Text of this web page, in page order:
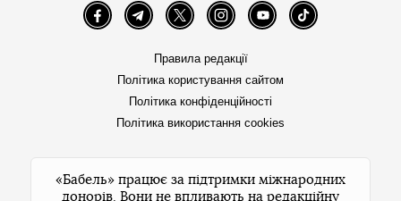
FacebookTelegramTwitter InstagramYouTube TikTok
Правила редакції
Політика користування сайтом
Політика конфіденційності
Політика використання cookies
«Бабель» працює за підтримки міжнародних
донорів. Вони не впливають на редакційну